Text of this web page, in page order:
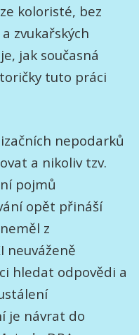
koloristé, bez
zvukařských
jak současná
tuto práci
nepodarků
a nikoliv tzv.
pojmů
opět přináší
z
neuváženě
hledat odpovědi a
je návrat do